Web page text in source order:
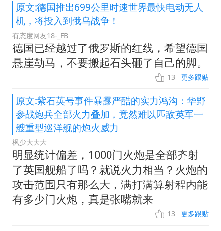
原文:德国推出699公里时速世界最快电动无人
机，将投入到俄乌战争！
有态度网友18-_FB
德国已经越过了俄罗斯的红线，希望德国
悬崖勒马，不要搬起石头砸了自己的脚。
13 更多跟贴
原文:紫石英号事件暴露严酷的实力鸿沟：华野
参战炮兵全部火力叠加，竟然难以匹敌英军一
艘重型巡洋舰的炮火威力
枫少大大大
明显统计偏差，1000门火炮是全部齐射
了英国舰船了吗？就说火力相当？火炮的
攻击范围只有那么大，满打满算射程内能
有多少门火炮，真是张嘴就来
13 更多跟贴